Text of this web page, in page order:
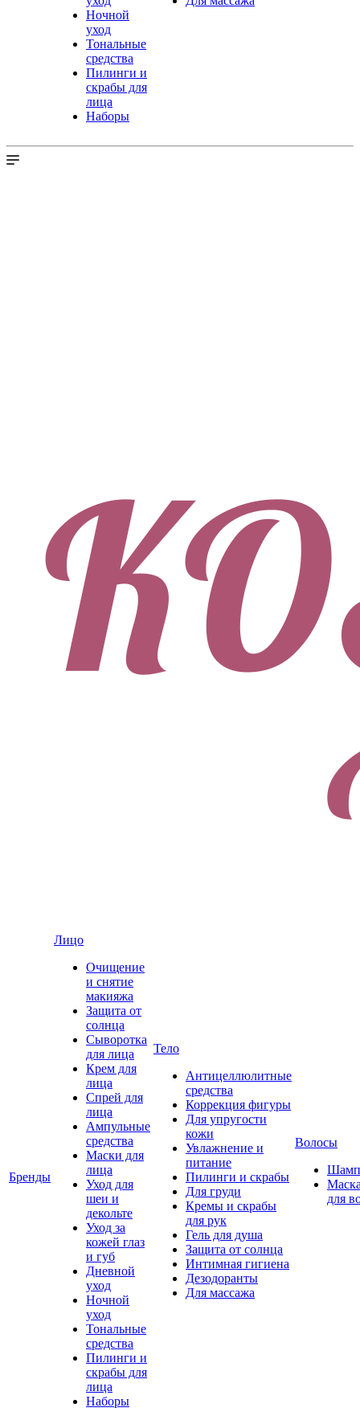
Ночной
уход
Тональные
средства
Пилинги и
скрабы для
лица
Наборы
Бренды
Лицо
Очищение
и снятие
макияжа
Защита от
солнца
Сыворотка
для лица
Крем для
лица
Спрей для
лица
Ампульные
средства
Маски для
лица
Уход для
шеи и
декольте
Уход за
кожей глаз
и губ
Дневной
уход
Ночной
уход
Тональные
средства
Пилинги и
скрабы для
лица
Наборы
Тело
Антицеллюлитные
средства
Коррекция фигуры
Для упругости
кожи
Увлажнение и
питание
Пилинги и скрабы
Для груди
Кремы и скрабы
для рук
Гель для душа
Защита от солнца
Интимная гигиена
Дезодоранты
Для массажа
Волосы
для